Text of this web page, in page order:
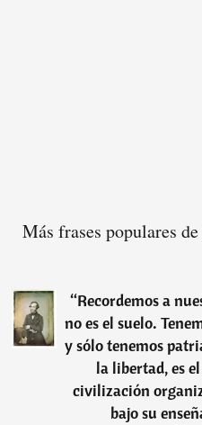
Más frases populares
“Recordemos a
no es el suelo.
y sólo tenemos
la libertad, es
civilización
bajo su